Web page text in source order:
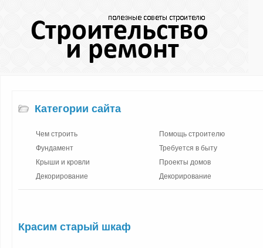
Категории сайта
Чем строить
Фундамент
Крыши и кровли
Декорирование
Помощь строителю
Требуется в быту
Проекты домов
Декорирование
Красим старый шкаф